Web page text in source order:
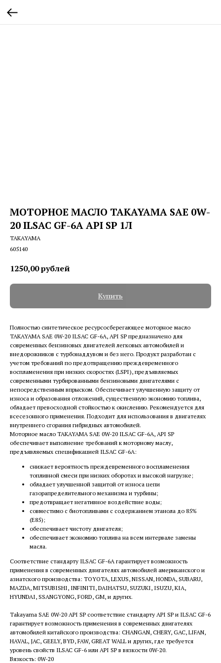
МОТОРНОЕ МАСЛО TAKAYAMA SAE 0W-
20 ILSAC GF-6A API SP 1Л
TAKAYAMA
605140
1250,00рублей
Купить
Полностью синтетическое ресурсосберегающее моторное масло
TAKAYAMA SAE 0W-20 ILSAC GF-6А, API SP предназначено для
современных бензиновых двигателей легковых автомобилей и
внедорожников с турбонаддувом и без него. Продукт разработан с
учетом требований по предотвращению преждевременного
воспламенения при низких скоростях (LSPI), предъявляемых
современными турбированными бензиновыми двигателями с
непосредственным впрыском. Обеспечивает улучшенную защиту от
износа и образования отложений, существенную экономию топлива,
обладает превосходной стойкостью к окислению. Рекомендуется для
всесезонного применения. Подходит для использования в двигателях
внутреннего сгорания гибридных автомобилей.
Моторное масло TAKAYAMA SAE 0W-20 ILSAC GF-6А, API SP
обеспечивает выполнение требований к моторному маслу,
предъявляемых спецификацией ILSAC GF-6А:
снижает вероятность преждевременного воспламенения
топливной смеси при низких оборотах и высокой нагрузке;
обладает улучшенной защитой от износа цепи
газорапределительного механизма и турбины;
предотвращает негативное воздействие воды;
совместимо с биотопливами с содержанием этанола до 85%
(E85);
обеспечивает чистоту двигателя;
обеспечивает экономию топлива на всем интервале замены
масла.
Соответствие стандарту ILSAC GF-6A гарантирует возможность
применения в современных двигателях автомобилей американского и
азиатского производства: TOYOTA, LEXUS, NISSAN, HONDA, SUBARU,
MA​ZDA, MITSUBISHI, INFINITI, DAIHATSU, SUZUKI, ISUZU, KIA,
HYUNDAI, SSANGYONG, FORD, GM, и других.
Takayama SAE 0W-20 API SP соответствие стандарту API SP и ILSAC GF-6
гарантирует возможность применения в современных двигателях
автомобилей китайского производства: CHANGAN, CHERY, GAC, LIFAN,
HAVAL, JAC, GEELY, BYD, FAW, GREAT WALL и других, где требуется
уровень свойств ILSAC GF-6 или API SP в вязкости 0W-20.
Вязкость: 0W-20